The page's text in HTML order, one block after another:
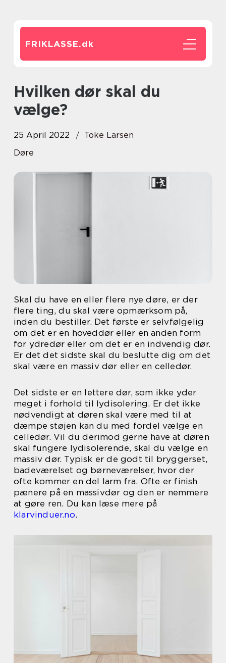
FRIKLASSE.dk
Hvilken dør skal du
vælge?
25 April 2022
Toke Larsen
Døre
Skal du have en eller flere nye døre, er der
flere ting, du skal være opmærksom på,
inden du bestiller. Det første er selvfølgelig
om det er en hoveddør eller en anden form
for ydredør eller om det er en indvendig dør.
Er det det sidste skal du beslutte dig om det
skal være en massiv dør eller en celledør.
Det sidste er en lettere dør, som ikke yder
meget i forhold til lydisolering. Er det ikke
nødvendigt at døren skal være med til at
dæmpe støjen kan du med fordel vælge en
celledør. Vil du derimod gerne have at døren
skal fungere lydisolerende, skal du vælge en
massiv dør. Typisk er de godt til bryggerset,
badeværelset og børneværelser, hvor der
ofte kommer en del larm fra. Ofte er finish
pænere på en massivdør og den er nemmere
at gøre ren. Du kan læse mere på
klarvinduer.no.